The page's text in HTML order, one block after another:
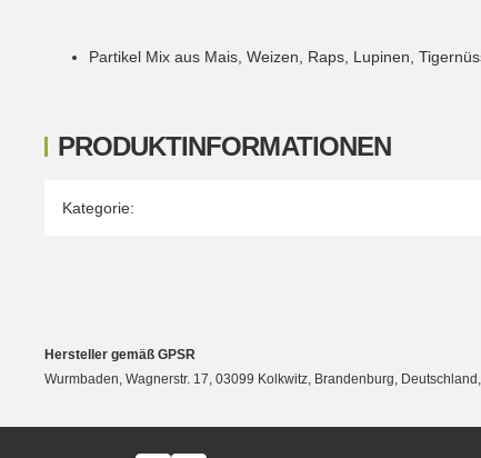
PRODUKTINFORMATIONEN
Produkteigenschaft
Wert
Kategorie:
Partikel Mix aus Mais, Weizen, Raps, Lupinen,
Hersteller gemäß GPSR
Wurmbaden, Wagnerstr. 17, 03099 Kolkwitz, Brandenburg,